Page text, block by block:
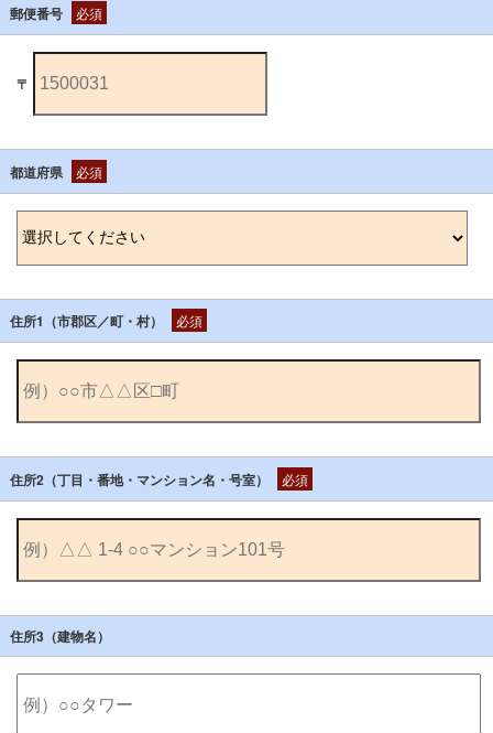
郵便番号 必須
〒
都道府県 必須
住所1（市郡区／町・村） 必須
住所2（丁目・番地・マンション名・号室） 必須
住所3（建物名）